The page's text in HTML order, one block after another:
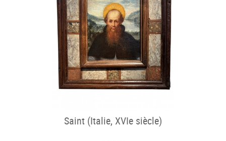
Saint (Italie, XVIe siècle)